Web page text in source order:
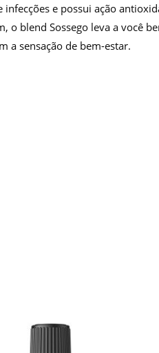
e possui ação
o blend Sossego leva a você
a sensação de bem-estar.